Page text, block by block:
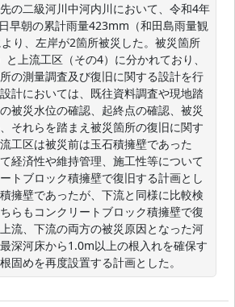
の二級河川中河内川において、令和4年
早朝の累計雨量423mm（和田島雨量観
り、左岸が2箇所被災した。被災箇所
上流工区（その4）に分かれており、
の測量調査及び復旧に関する設計を行
計においては、既往資料調査や現地踏
被災水位の確認、起終点の確認、被災
それらを踏まえ被災箇所の復旧に関す
工区は被災前は玉石積擁壁であった
経済性や維持管理、施工性等について
トブロック積擁壁で復旧する計画とし
擁壁であったが、下流と同様に比較検
らもコンクリートブロック積擁壁で復
流、下流の両方の被災原因となった河
深河床から1.0m以上の根入れを確保す
固めを再度設置する計画とした。